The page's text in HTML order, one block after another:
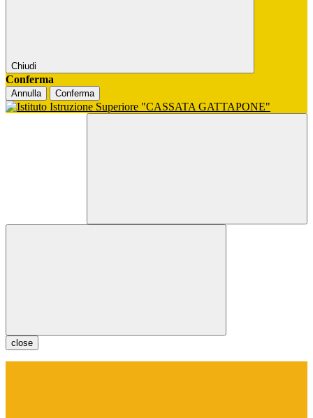
Chiudi
Conferma
Annulla Conferma
close